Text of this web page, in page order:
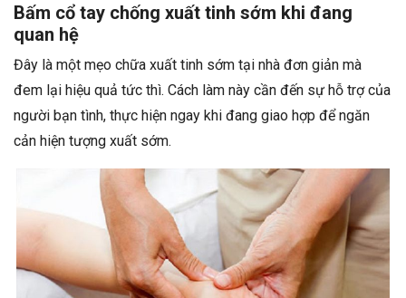
Bấm cổ tay chống xuất tinh sớm khi đang
quan hệ
Đây là một mẹo chữa xuất tinh sớm tại nhà đơn giản mà
đem lại hiệu quả tức thì. Cách làm này cần đến sự hỗ trợ của
người bạn tình, thực hiện ngay khi đang giao hợp để ngăn
cản hiện tượng xuất sớm.